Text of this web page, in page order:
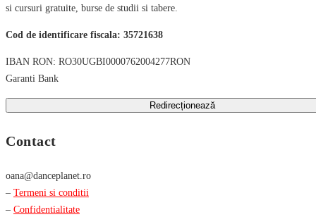
si cursuri gratuite, burse de studii si tabere.
Cod de identificare fiscala: 35721638
IBAN RON: RO30UGBI0000762004277RON
Garanti Bank
Redirecționează
Contact
oana@danceplanet.ro
– Termeni si conditii
– Confidentialitate